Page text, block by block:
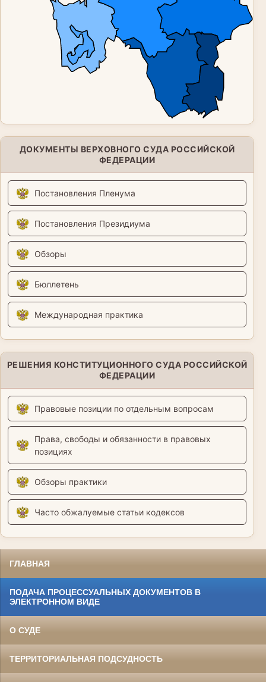
ДОКУМЕНТЫ ВЕРХОВНОГО СУДА РОССИЙСКОЙ
ФЕДЕРАЦИИ
Постановления Пленума
Постановления Президиума
Обзоры
Бюллетень
Международная практика
РЕШЕНИЯ КОНСТИТУЦИОННОГО СУДА РОССИЙСКОЙ
ФЕДЕРАЦИИ
Правовые позиции по отдельным вопросам
Права, свободы и обязанности в правовых
позициях
Обзоры практики
Часто обжалуемые статьи кодексов
ГЛАВНАЯ
ПОДАЧА ПРОЦЕССУАЛЬНЫХ ДОКУМЕНТОВ В
ЭЛЕКТРОННОМ ВИДЕ
О СУДЕ
ТЕРРИТОРИАЛЬНАЯ ПОДСУДНОСТЬ